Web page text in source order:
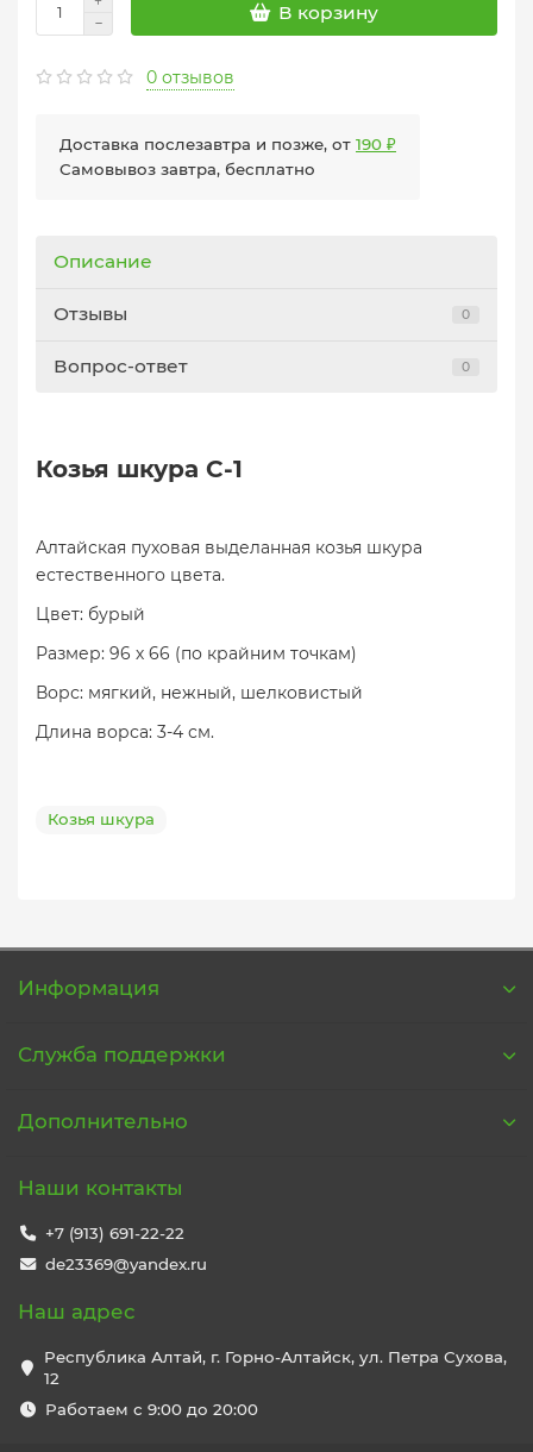
В корзину
0 отзывов
Доставка послезавтра и позже, от 190 ₽
Самовывоз завтра, бесплатно
Описание
Отзывы 0
Вопрос-ответ 0
Козья шкура C-1
Алтайская пуховая выделанная козья шкура
естественного цвета.
Цвет: бурый
Размер: 96 х 66 (по крайним точкам)
Ворс: мягкий, нежный, шелковистый
Длина ворса: 3-4 см.
Козья шкура
Информация
Служба поддержки
Дополнительно
Наши контакты
+7 (913) 691-22-22
de23369@yandex.ru
Наш адрес
Республика Алтай, г. Горно-Алтайск, ул. Петра Сухова,
12
Работаем с 9:00 до 20:00